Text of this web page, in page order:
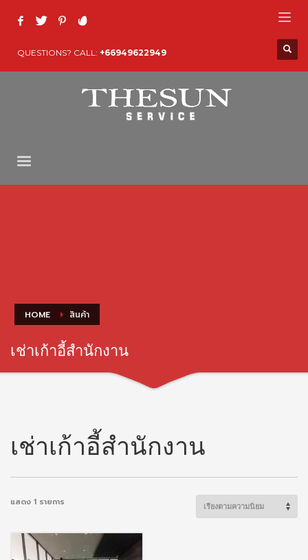
QUESTIONS? CALL: +66949622949
HOME สินค้า
เช่าเก้าอี้สำนักงาน
เช่าเก้าอี้สำนักงาน
แสดง 1 รายการ